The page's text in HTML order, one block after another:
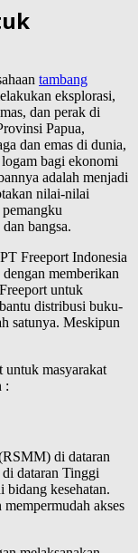
tambang
eksplorasi,
dan perak di
Papua,
dan emas di dunia,
bagi ekonomi
adalah menjadi
nilai-nilai
bangsa.
Freeport Indonesia
memberikan
untuk
distribusi buku-
satunya. Meskipun
masyarakat
:
di dataran
dataran Tinggi
bidang kesehatan.
akses